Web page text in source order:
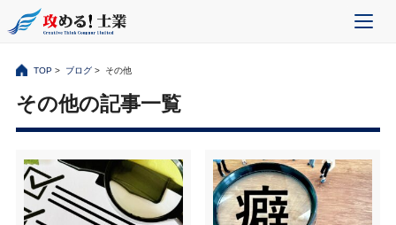
TOP> ブログ> その他
その他の記事一覧